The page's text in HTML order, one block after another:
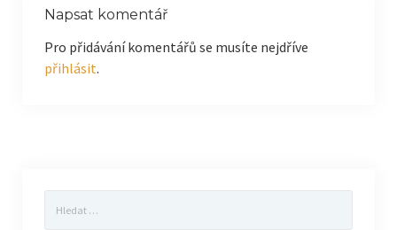
Napsat komentář
Pro přidávání komentářů se musíte nejdříve
přihlásit.